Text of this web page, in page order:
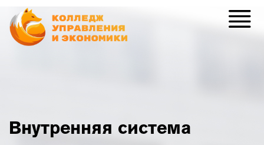
Внутренняя система